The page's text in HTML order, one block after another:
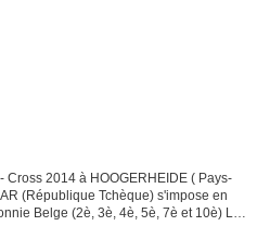
2014 à HOOGERHEIDE ( Pays-
(République Tchèque) s'impose en
Belge (2è, 3è, 4è, 5è, 7è et 10è) Le